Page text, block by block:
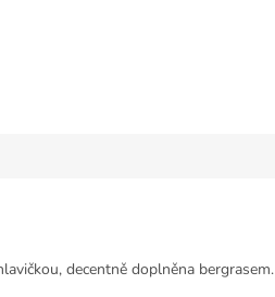
decentně doplněna bergrasem.